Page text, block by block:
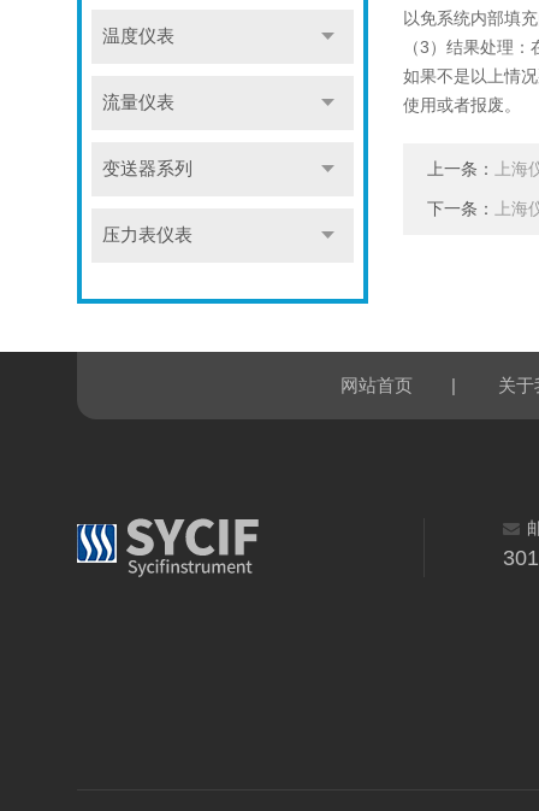
温度仪表
流量仪表
变送器系列
压力表仪表
以免系统内部填
（3）结果处理
如果不是以上情
使用或者报废。
上一条： 上海
下一条： 上海
网站首页 | 关于